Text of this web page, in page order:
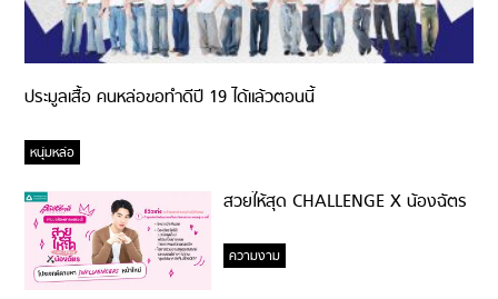
ประมูลเสื้อ คนหล่อขอทำดีปี 19 ได้แล้วตอนนี้
หนุ่มหล่อ
สวยให้สุด CHALLENGE X น้องฉัตร
ความงาม